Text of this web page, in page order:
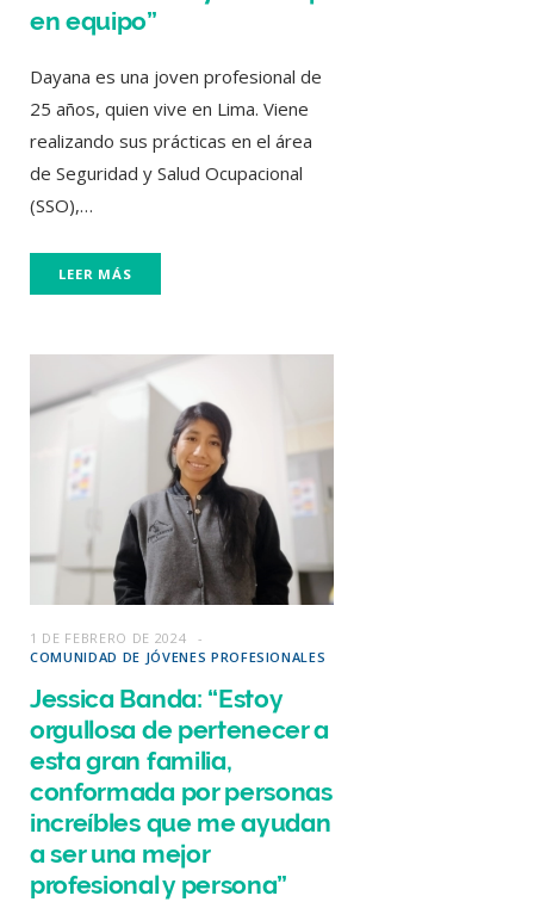
en equipo”
Dayana es una joven profesional de
25 años, quien vive en Lima. Viene
realizando sus prácticas en el área
de Seguridad y Salud Ocupacional
(SSO),…
LEER MÁS
1 DE FEBRERO DE 2024
COMUNIDAD DE JÓVENES PROFESIONALES
Jessica Banda: “Estoy
orgullosa de pertenecer a
esta gran familia,
conformada por personas
increíbles que me ayudan
a ser una mejor
profesional y persona”